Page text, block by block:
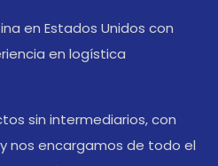
en Estados Unidos con
en logística
sin intermediarios, con
nos encargamos de todo el